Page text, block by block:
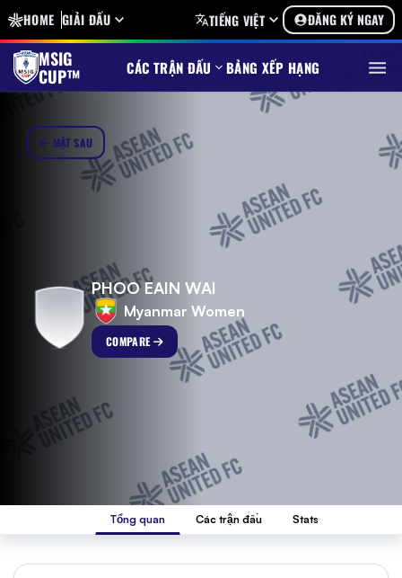
HOME GIẢI ĐẤU TIẾNG VIỆT ĐĂNG KÝ NGAY
MSIG
CUP™ CÁC TRẬN ĐẤU BẢNG XẾP HẠNG
MẶT SAU
PHOO EAIN WAI
Myanmar Women
COMPARE
Tổng quan Các trận đấu Stats